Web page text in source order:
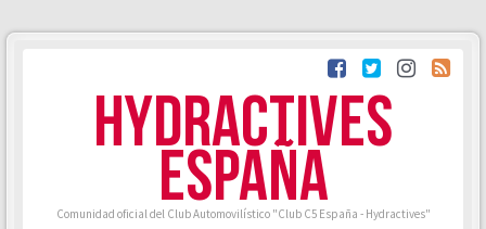
HYDRACTIVES
ESPAÑA
Comunidad oficial del Club Automovilístico "Club C5 España - Hydractives"